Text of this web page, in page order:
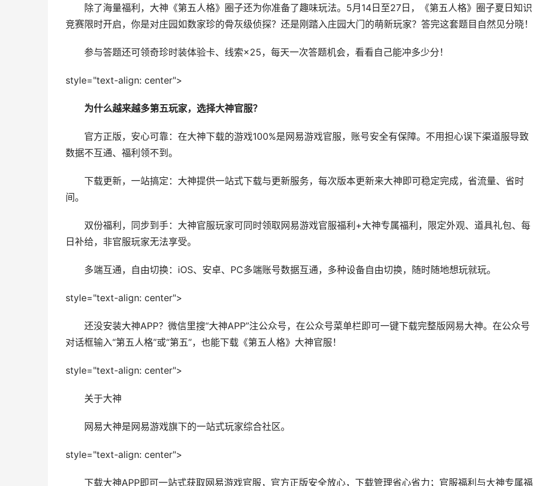
除了海量福利，大神《第五人格》圈子还为你准备了趣味玩法。5月14日至27日，《第五人格》圈子夏日知识
竞赛限时开启，你是对庄园如数家珍的骨灰级侦探？还是刚踏入庄园大门的萌新玩家？答完这套题目自然见分晓！
参与答题还可领奇珍时装体验卡、线索×25，每天一次答题机会，看看自己能冲多少分！
style="text-align: center">
为什么越来越多第五玩家，选择大神官服？
官方正版，安心可靠：在大神下载的游戏100%是网易游戏官服，账号安全有保障。不用担心误下渠道服导致
数据不互通、福利领不到。
下载更新，一站搞定：大神提供一站式下载与更新服务，每次版本更新来大神即可稳定完成，省流量、省时
间。
双份福利，同步到手：大神官服玩家可同时领取网易游戏官服福利+大神专属福利，限定外观、道具礼包、每
日补给，非官服玩家无法享受。
多端互通，自由切换：iOS、安卓、PC多端账号数据互通，多种设备自由切换，随时随地想玩就玩。
style="text-align: center">
还没安装大神APP？微信里搜“大神APP”注公众号，在公众号菜单栏即可一键下载完整版网易大神。在公众号
对话框输入“第五人格”或“第五”，也能下载《第五人格》大神官服！
style="text-align: center">
关于大神
网易大神是网易游戏旗下的一站式玩家综合社区。
style="text-align: center">
下载大神APP即可一站式获取网易游戏官服，官方正版安全放心，下载管理省心省力；官服福利与大神专属福